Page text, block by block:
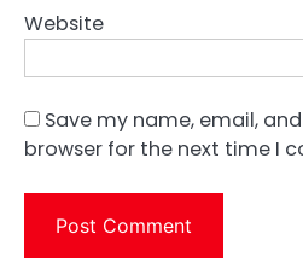
Website
Save my name, email,
browser for the next time I